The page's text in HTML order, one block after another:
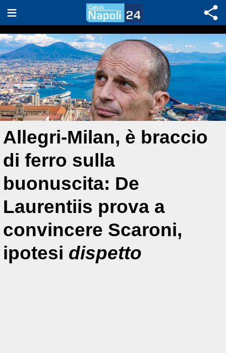
Allegri-Milan, è braccio
di ferro sulla
buonuscita: De
Laurentiis prova a
convincere Scaroni,
ipotesi dispetto